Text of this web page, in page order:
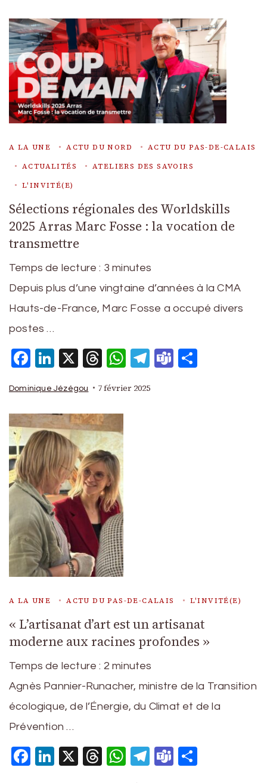
A LA UNE ACTU DU NORD
ACTU DU PAS-DE-CALAIS
ACTUALITÉS
ATELIERS DES SAVOIRS
L'INVITÉ(E)
Sélections régionales des Worldskills
2025 Arras Marc Fosse : la vocation de
transmettre
Temps de lecture : 3 minutes
Depuis plus d’une vingtaine d’années à la CMA
Hauts-de-France, Marc Fosse a occupé divers
postes …
Facebook
LinkedIn
X Threads
WhatsApp
Telegram
Teams
Dominique Jézégou 7 février 2025
A LA UNE ACTU DU PAS-DE-CALAIS L'INVITÉ(E)
« L’artisanat d’art est un artisanat
moderne aux racines profondes »
Temps de lecture : 2 minutes
Agnès Pannier-Runacher, ministre de la Transition
écologique, de l’Énergie, du Climat et de la
Prévention …
Facebook
LinkedIn
X Threads
WhatsApp
Telegram
Teams